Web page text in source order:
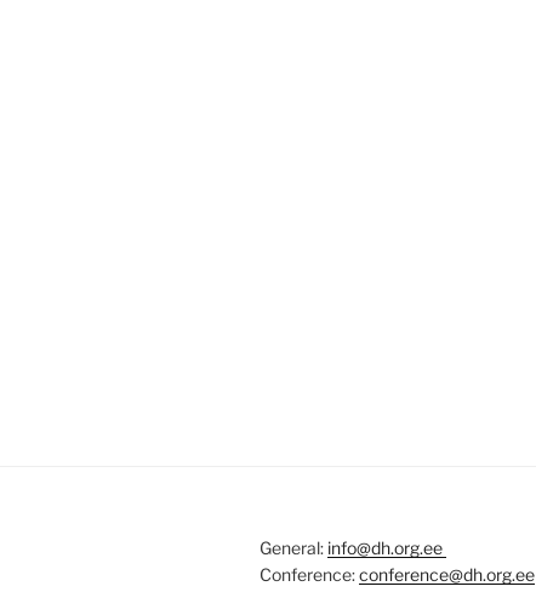
General: info@dh.org.ee
Conference:conference@dh.org.ee